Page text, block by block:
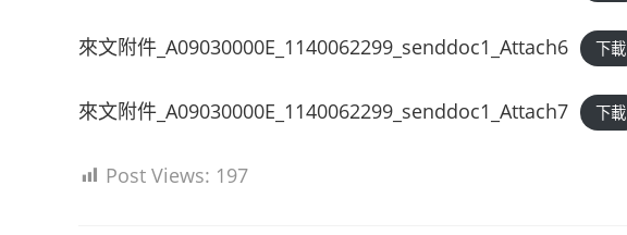
來文附件_A09030000E_1140062299_senddoc1_Attach6 下載
來文附件_A09030000E_1140062299_senddoc1_Attach7 下載
Post Views: 197